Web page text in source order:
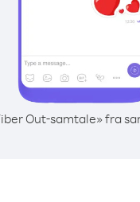
Out-samtale» fra